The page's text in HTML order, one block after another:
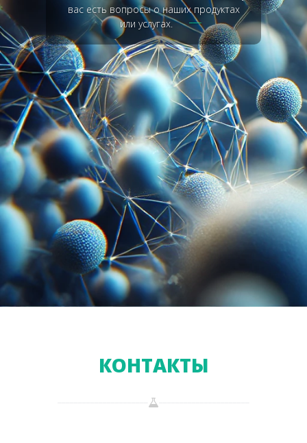
вас есть вопросы о наших продуктах
или услугах.
КОНТАКТЫ